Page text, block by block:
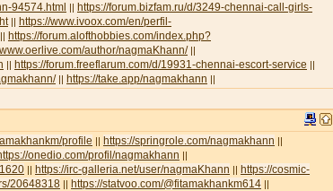
94574.html || https://forum.bizfam.ru/d/3249-chennai-call-girls-
|| https://www.ivoox.com/en/perfil-
|| https://forum.alofthobbies.com/index.php?
author/nagmaKhann/||
|| https://forum.freeflarum.com/d/19931-chennai-escort-service ||
|| https://take.app/nagmakhann ||
profile || https://springrole.com/nagmakhann ||
onedio.com/profil/nagmakhann ||
|| https://irc-galleria.net/user/nagmaKhann || https://cosmic-
20648318 || https://statvoo.com/@fitamakhankm614 ||